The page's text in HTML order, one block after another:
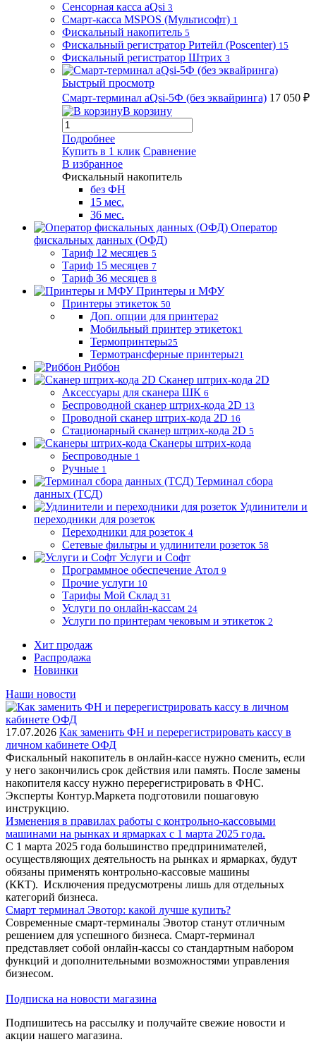
Сенсорная касса aQsi 3
Смарт-касса MSPOS (Мультисофт) 1
Фискальный накопитель 5
Фискальный регистратор Ритейл (Poscenter) 15
Фискальный регистратор Штрих 3
Быстрый просмотр
Смарт-терминал aQsi-5Ф (без эквайринга) 17 050 ₽
В корзину
Подробнее
Купить в 1 клик Сравнение
В избранное
Фискальный накопитель
без ФН
15 мес.
36 мес.
Оператор
фискальных данных (ОФД)
Тариф 12 месяцев 5
Тариф 15 месяцев 7
Тариф 36 месяцев 8
Принтеры и МФУ
Принтеры этикеток 50
Доп. опции для принтера2
Мобильный принтер этикеток1
Термопринтеры25
Термотрансферные принтеры21
Риббон
Сканер штрих-кода 2D
Аксессуары для сканера ШК 6
Беспроводной сканер штрих-кода 2D 13
Проводной сканер штрих-кода 2D 16
Стационарный сканер штрих-кода 2D 5
Сканеры штрих-кода
Беспроводные 1
Ручные 1
Терминал сбора
данных (ТСД)
Удлинители и
переходники для розеток
Переходники для розеток 4
Сетевые фильтры и удлинители розеток 58
Услуги и Софт
Программное обеспечение Атол 9
Прочие услуги 10
Тарифы Мой Склад 31
Услуги по онлайн-кассам 24
Услуги по принтерам чековым и этикеток 2
Хит продаж
Распродажа
Новинки
Наши новости
17.07.2026 Как заменить ФН и перерегистрировать кассу в
личном кабинете ОФД
Фискальный накопитель в онлайн-кассе нужно сменить, если
у него закончились срок действия или память. После замены
накопителя кассу нужно перерегистрировать в ФНС.
Эксперты Контур.Маркета подготовили пошаговую
инструкцию.
Изменения в правилах работы с контрольно-кассовыми
машинами на рынках и ярмарках с 1 марта 2025 года.
С 1 марта 2025 года большинство предпринимателей,
осуществляющих деятельность на рынках и ярмарках, будут
обязаны применять контрольно-кассовые машины
(ККТ). Исключения предусмотрены лишь для отдельных
категорий бизнеса.
Смарт терминал Эвотор: какой лучше купить?
Современные смарт-терминалы Эвотор станут отличным
решением для успешного бизнеса. Смарт-терминал
представляет собой онлайн-кассы со стандартным набором
функций и дополнительными возможностями управления
бизнесом.
Подписка на новости магазина
Подпишитесь на рассылку и получайте свежие новости и
акции нашего магазина.